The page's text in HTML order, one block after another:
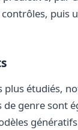
puis
étudiés,
de genre sont